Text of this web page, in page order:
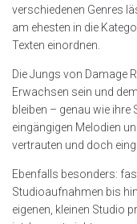
verschiedenen Genres
am ehesten in die
Texten einordnen.
Die Jungs von Damage
Erwachsen sein und
bleiben – genau wie ihre
eingängigen Melodien
vertrauten und doch
Ebenfalls besonders:
Studioaufnahmen bis
eigenen, kleinen Studio